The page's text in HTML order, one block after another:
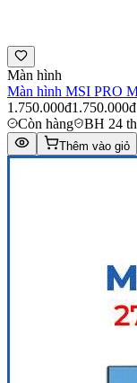
Màn hình
Màn hình MSI PRO
1.750.000đ1.750.000đ
Còn hàng
BH 24
Thêm vào giỏ